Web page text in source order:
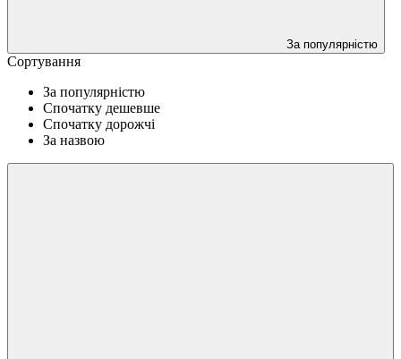
За популярністю
Сортування
За популярністю
Спочатку дешевше
Спочатку дорожчі
За назвою